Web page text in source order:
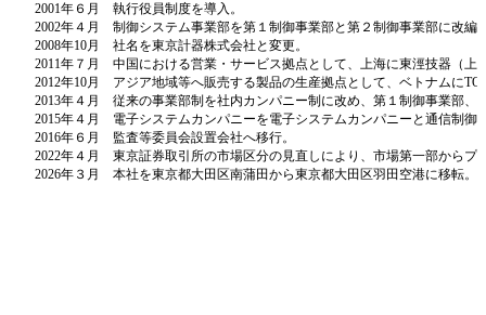
2001年６月
執行役員制度を導入。
2002年４月
制御システム事業部を第１制御事業部と第２制御事業部に改編
2008年10月
社名を東京計器株式会社と変更。
2011年７月
中国における営業・サービス拠点として、上海に東涇技器（上
2012年10月
アジア地域等へ販売する製品の生産拠点として、ベトナムに
2013年４月
従来の事業部制を社内カンパニー制に改め、第１制御事業部
2015年４月
電子システムカンパニーを電子システムカンパニーと通信制御
2016年６月
監査等委員会設置会社へ移行。
2022年４月
東京証券取引所の市場区分の見直しにより、市場第一部からプ
2026年３月
本社を東京都大田区南蒲田から東京都大田区羽田空港に移転。